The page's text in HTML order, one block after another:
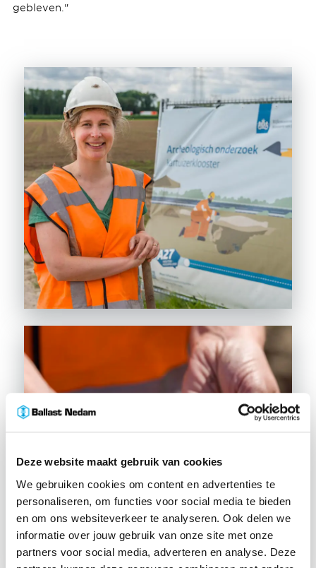
Deze website maakt gebruik van cookies
We gebruiken cookies om content en advertenties te
personaliseren, om functies voor social media te bieden
en om ons websiteverkeer te analyseren. Ook delen we
informatie over jouw gebruik van onze site met onze
partners voor social media, adverteren en analyse. Deze
gebleven."